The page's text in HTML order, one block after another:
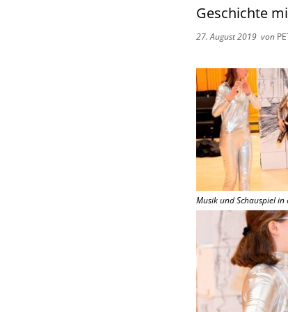
Geschichte
27. August 2019 von
Musik und Schauspiel in